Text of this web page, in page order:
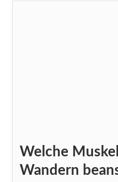
Welche
Wandern